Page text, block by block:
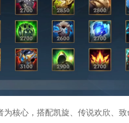
为核心，搭配凯旋、传说欢欣、